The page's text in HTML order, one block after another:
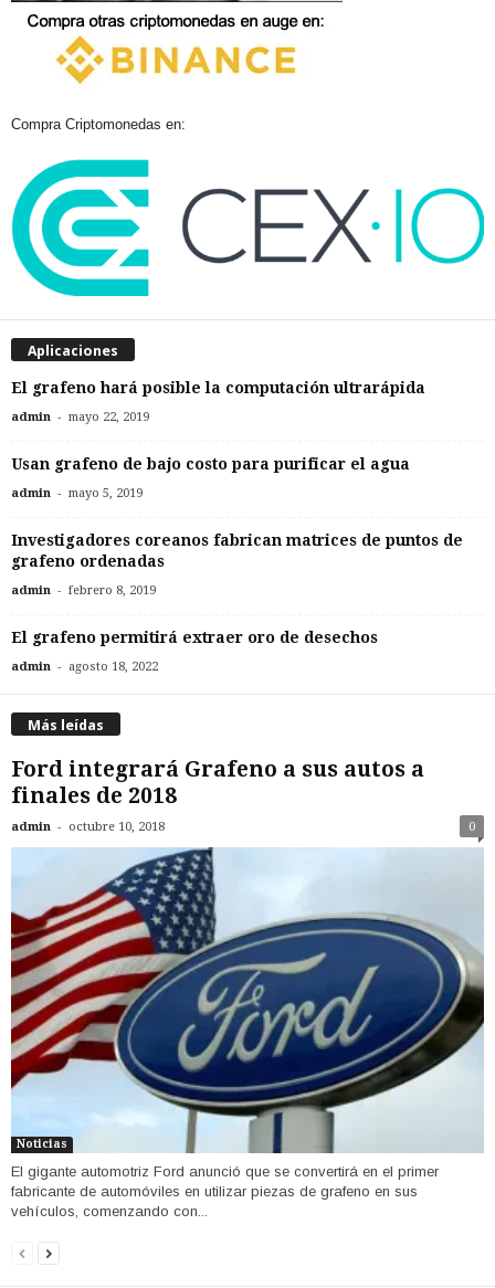
Compra Criptomonedas en:
Aplicaciones
El grafeno hará posible la computación ultrarápida
admin - mayo 22, 2019
Usan grafeno de bajo costo para purificar el agua
admin - mayo 5, 2019
Investigadores coreanos fabrican matrices de puntos de
grafeno ordenadas
admin - febrero 8, 2019
El grafeno permitirá extraer oro de desechos
admin - agosto 18, 2022
Más leídas
Ford integrará Grafeno a sus autos a
finales de 2018
admin - octubre 10, 2018 0
Noticias
El gigante automotriz Ford anunció que se convertirá en el primer
fabricante de automóviles en utilizar piezas de grafeno en sus
vehículos, comenzando con...